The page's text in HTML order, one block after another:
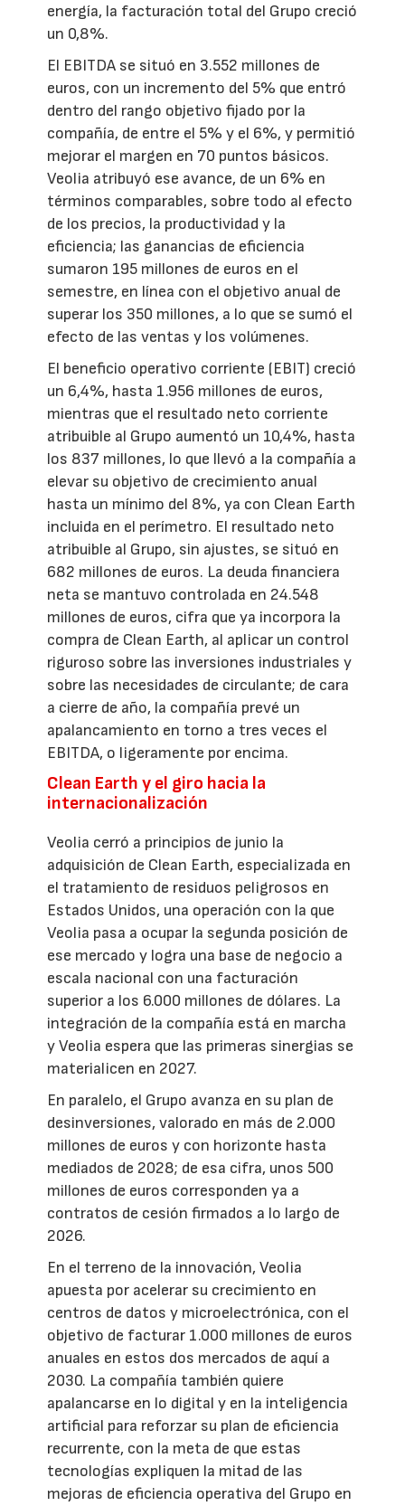
energía, la facturación total del Grupo creció
un 0,8%.
El EBITDA se situó en 3.552 millones de
euros, con un incremento del 5% que entró
dentro del rango objetivo fijado por la
compañía, de entre el 5% y el 6%, y permitió
mejorar el margen en 70 puntos básicos.
Veolia atribuyó ese avance, de un 6% en
términos comparables, sobre todo al efecto
de los precios, la productividad y la
eficiencia; las ganancias de eficiencia
sumaron 195 millones de euros en el
semestre, en línea con el objetivo anual de
superar los 350 millones, a lo que se sumó el
efecto de las ventas y los volúmenes.
El beneficio operativo corriente (EBIT) creció
un 6,4%, hasta 1.956 millones de euros,
mientras que el resultado neto corriente
atribuible al Grupo aumentó un 10,4%, hasta
los 837 millones, lo que llevó a la compañía a
elevar su objetivo de crecimiento anual
hasta un mínimo del 8%, ya con Clean Earth
incluida en el perímetro. El resultado neto
atribuible al Grupo, sin ajustes, se situó en
682 millones de euros. La deuda financiera
neta se mantuvo controlada en 24.548
millones de euros, cifra que ya incorpora la
compra de Clean Earth, al aplicar un control
riguroso sobre las inversiones industriales y
sobre las necesidades de circulante; de cara
a cierre de año, la compañía prevé un
apalancamiento en torno a tres veces el
EBITDA, o ligeramente por encima.
Clean Earth y el giro hacia la
internacionalización
Veolia cerró a principios de junio la
adquisición de Clean Earth, especializada en
el tratamiento de residuos peligrosos en
Estados Unidos, una operación con la que
Veolia pasa a ocupar la segunda posición de
ese mercado y logra una base de negocio a
escala nacional con una facturación
superior a los 6.000 millones de dólares. La
integración de la compañía está en marcha
y Veolia espera que las primeras sinergias se
materialicen en 2027.
En paralelo, el Grupo avanza en su plan de
desinversiones, valorado en más de 2.000
millones de euros y con horizonte hasta
mediados de 2028; de esa cifra, unos 500
millones de euros corresponden ya a
contratos de cesión firmados a lo largo de
2026.
En el terreno de la innovación, Veolia
apuesta por acelerar su crecimiento en
centros de datos y microelectrónica, con el
objetivo de facturar 1.000 millones de euros
anuales en estos dos mercados de aquí a
2030. La compañía también quiere
apalancarse en lo digital y en la inteligencia
artificial para reforzar su plan de eficiencia
recurrente, con la meta de que estas
tecnologías expliquen la mitad de las
mejoras de eficiencia operativa del Grupo en